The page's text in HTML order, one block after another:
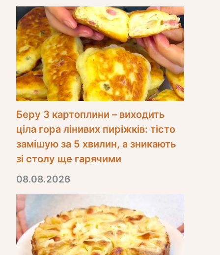
Беру 3 картоплини – виходить
ціла гора лінивих пиріжків: тісто
замішую за 5 хвилин, а зникають
зі столу ще гарячими
08.08.2026